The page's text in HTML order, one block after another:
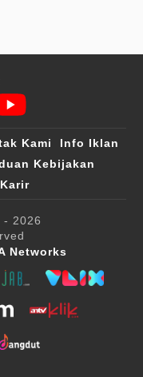
Kami
Info Iklan
Kebijakan
2026
Networks